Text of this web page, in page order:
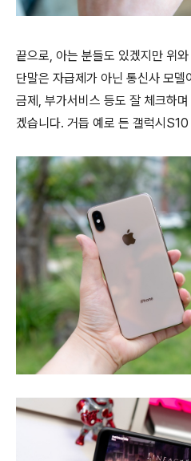
끝으로, 아는 분들도 있겠지만 위
단말은 자급제가 아닌 통신사 모
금제, 부가서비스 등도 잘 체크하
겠습니다. 거듭 예로 든 갤럭시